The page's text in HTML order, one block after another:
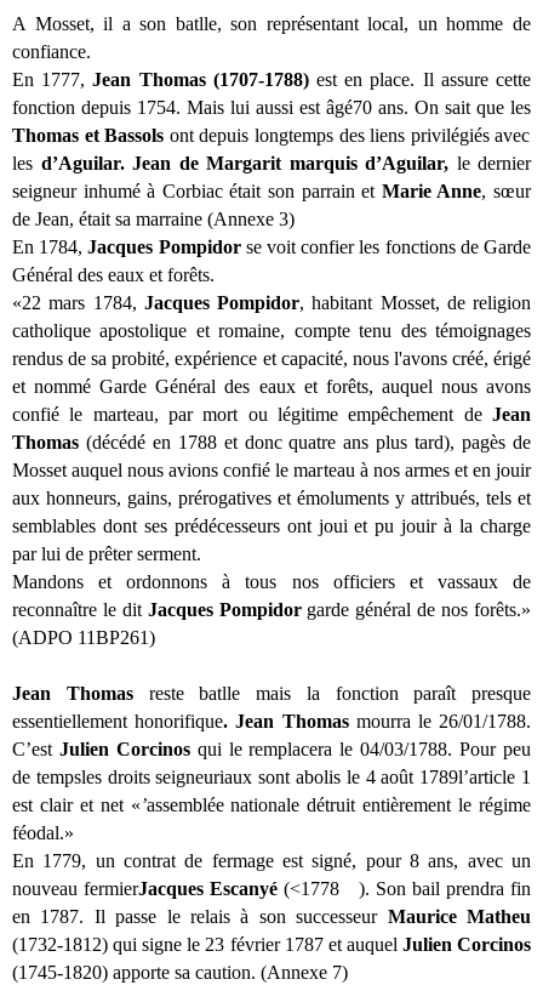
A Mosset, il a son batlle, son représentant local, un homme de
confiance.
En 1777, Jean Thomas (1707-1788)est en place. Il assure cette
fonction depuis 1754. Mais lui aussi est âgé70 ans. On sait que les
Thomas et Bassols ont depuis longtemps des liens privilégiés avec
les d’Aguilar. Jean de Margarit marquis d’Aguilar, le dernier
seigneur inhumé à Corbiac était son parrain et Marie Anne, sœur
de Jean, était sa marraine (Annexe 3)
En 1784, Jacques Pompidor se voit confier les fonctions de Garde
Général des eaux et forêts.
«22 mars 1784, Jacques Pompidor, habitant Mosset, de religion
catholique apostolique et romaine, compte tenu des témoignages
rendus de sa probité, expérience et capacité, nous l'avons créé, érigé
et nommé Garde Général des eaux et forêts, auquel nous avons
confié le marteau, par mort ou légitime empêchement de Jean
Thomas (décédé en 1788 et donc quatre ans plus tard), pagès de
Mosset auquel nous avions confié le marteau à nos armes et en jouir
aux honneurs, gains, prérogatives et émoluments y attribués, tels et
semblables dont ses prédécesseurs ont joui et pu jouir à la charge
par lui de prêter serment.
Mandons et ordonnons à tous nos officiers et vassaux de
reconnaître le dit Jacques Pompidorgarde général de nos forêts.»
(ADPO 11BP261)
Jean Thomas reste batlle mais la fonction paraît presque
essentiellement honorifique. Jean Thomasmourra le 26/01/1788.
C’est Julien Corcinos qui le remplacera le 04/03/1788. Pour peu
de tempsles droits seigneuriaux sont abolis le 4 août 1789l’article 1
est clair et net «’assemblée nationale détruit entièrement le régime
féodal.»
En 1779, un contrat de fermage est signé, pour 8 ans, avec un
nouveau fermierJacques Escanyé (<1778 ). Son bail prendra fin
en 1787. Il passe le relais à son successeur Maurice Matheu
(1732-1812) qui signe le 23 février 1787 et auquel Julien Corcinos
(1745-1820) apporte sa caution. (Annexe 7)